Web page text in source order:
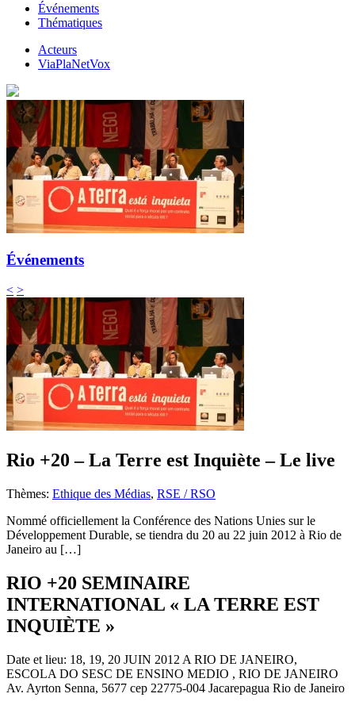
Événements
Thématiques
Acteurs
ViaPlaNetVox
Événements
< >
Rio +20 – La Terre est Inquiète – Le live
Thèmes: Ethique des Médias, RSE / RSO
Nommé officiellement la Conférence des Nations Unies sur le
Développement Durable, se tiendra du 20 au 22 juin 2012 à Rio de
Janeiro au […]
RIO +20 SEMINAIRE
INTERNATIONAL « LA TERRE EST
INQUIÈTE »
Date et lieu: 18, 19, 20 JUIN 2012 A RIO DE JANEIRO,
ESCOLA DO SESC DE ENSINO MEDIO , RIO DE JANEIRO
Av. Ayrton Senna, 5677 cep 22775-004 Jacarepagua Rio de Janeiro